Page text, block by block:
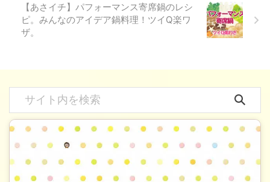
【あさイチ】パフォーマンス寄席鍋のレシ
ピ。みんなのアイデア鍋料理！ツイQ楽ワ
ザ。